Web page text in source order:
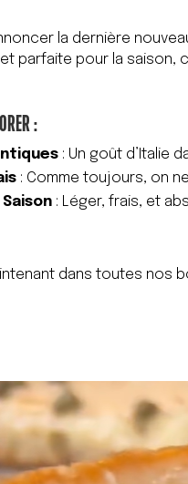
la dernière
parfaite pour la saison,
:
: Un goût d’Italie
: Comme toujours, on
: Léger, frais, et
dans toutes nos